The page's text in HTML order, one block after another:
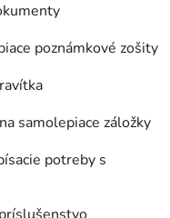
poznámkové zošity
samolepiace záložky
potreby s